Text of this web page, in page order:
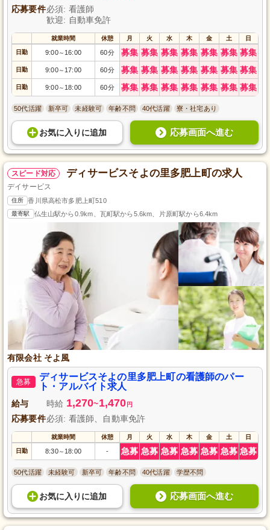
応募要件必須: 看護師
歓迎: 自動車免許
就業時間 休憩 月 火 水 木 金 土 日
日勤 9:00～ 16:00 60分 募集 募集 募集 募集 募集 募集 募集
日勤 9:00～ 17:00 60分 募集 募集 募集 募集 募集 募集 募集
日勤 9:00～ 18:00 60分 募集 募集 募集 募集 募集 募集 募集
50代活躍 新卒可 未経験可 年齢不問 40代活躍 寮・社宅あり
お気に入り に追加 応募画面へ進む
スピード対応 ディサービスそよの里多肥上町の求人
デイサービス
住所 香川県高松市多肥上町510
最寄駅 仏生山駅から0.9km、瓦町駅から5.6km、片原町駅から6.4km
有限会社 そよ風
急募
ディサービスそよの里多肥上町の看護師のパー
ト・アルバイト求人
給与 時給 1,270~1,470 円
応募要件必須: 看護師、自動車免許
就業時間 休憩 月 火 水 木 金 土 日
日勤 8:30～ 18:00 - 急募 急募 急募 急募 急募 急募 急募
50代活躍 未経験可 新卒可 年齢不問 40代活躍 学歴不問
お気に入り に追加 応募画面へ進む